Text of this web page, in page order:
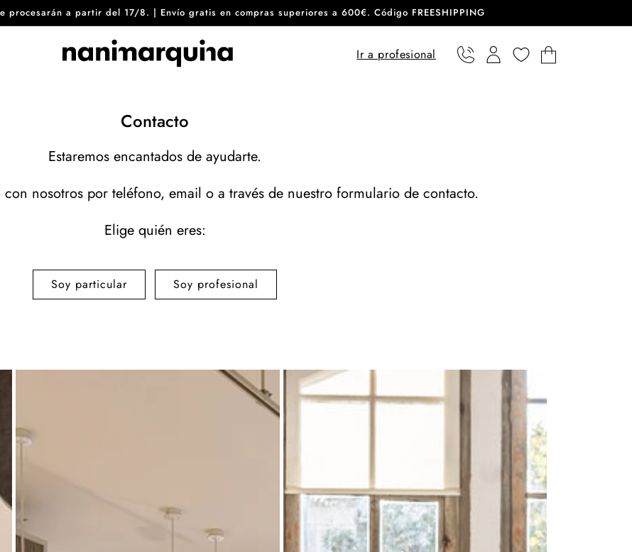
a partir del 17/8. | Envío gratis en compras superiores a 600€. Código FREESHIPPING
Ir a profesional Teléfono Usuario Carrito
Contacto
Estaremos encantados de ayudarte.
nosotros por teléfono, email o a través de nuestro formulario de contacto.
Elige quién eres:
Soy particular Soy profesional